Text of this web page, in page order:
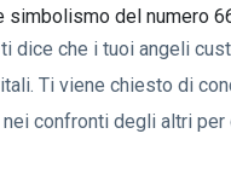
dice che i tuoi angeli
Ti viene chiesto di
confronti degli altri